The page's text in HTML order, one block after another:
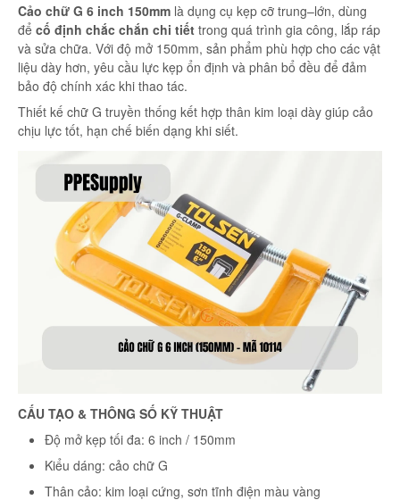
Cảo chữ G 6 inch 150mm là dụng cụ kẹp cỡ trung–lớn, dùng
để cố định chắc chắn chi tiết trong quá trình gia công, lắp ráp
và sửa chữa. Với độ mở 150mm, sản phẩm phù hợp cho các vật
liệu dày hơn, yêu cầu lực kẹp ổn định và phân bổ đều để đảm
bảo độ chính xác khi thao tác.
Thiết kế chữ G truyền thống kết hợp thân kim loại dày giúp cảo
chịu lực tốt, hạn chế biến dạng khi siết.
CẤU TẠO & THÔNG SỐ KỸ THUẬT
Độ mở kẹp tối đa: 6 inch / 150mm
Kiểu dáng: cảo chữ G
Thân cảo: kim loại cứng, sơn tĩnh điện màu vàng